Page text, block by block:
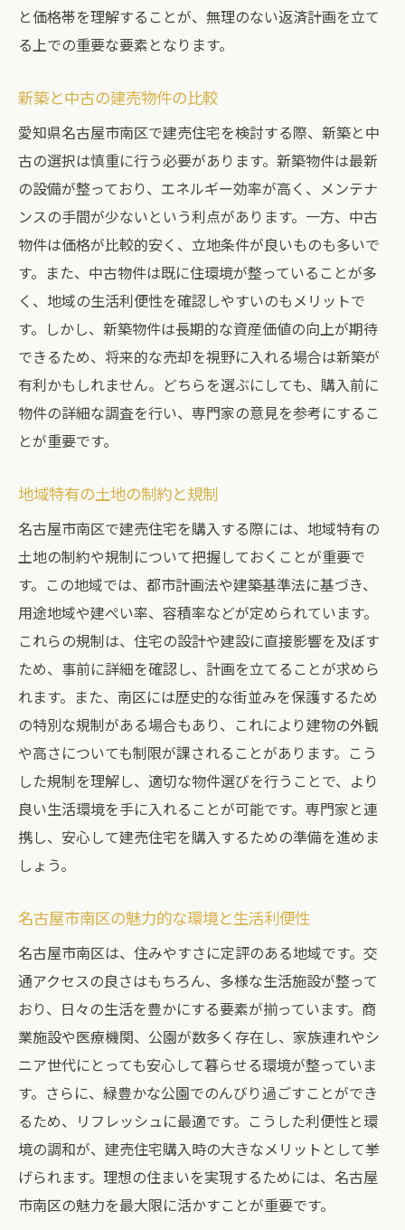
と価格帯を理解することが、無理のない返済計画を立て
る上での重要な要素となります。
新築と中古の建売物件の比較
愛知県名古屋市南区で建売住宅を検討する際、新築と中
古の選択は慎重に行う必要があります。新築物件は最新
の設備が整っており、エネルギー効率が高く、メンテナ
ンスの手間が少ないという利点があります。一方、中古
物件は価格が比較的安く、立地条件が良いものも多いで
す。また、中古物件は既に住環境が整っていることが多
く、地域の生活利便性を確認しやすいのもメリットで
す。しかし、新築物件は長期的な資産価値の向上が期待
できるため、将来的な売却を視野に入れる場合は新築が
有利かもしれません。どちらを選ぶにしても、購入前に
物件の詳細な調査を行い、専門家の意見を参考にするこ
とが重要です。
地域特有の土地の制約と規制
名古屋市南区で建売住宅を購入する際には、地域特有の
土地の制約や規制について把握しておくことが重要で
す。この地域では、都市計画法や建築基準法に基づき、
用途地域や建ぺい率、容積率などが定められています。
これらの規制は、住宅の設計や建設に直接影響を及ぼす
ため、事前に詳細を確認し、計画を立てることが求めら
れます。また、南区には歴史的な街並みを保護するため
の特別な規制がある場合もあり、これにより建物の外観
や高さについても制限が課されることがあります。こう
した規制を理解し、適切な物件選びを行うことで、より
良い生活環境を手に入れることが可能です。専門家と連
携し、安心して建売住宅を購入するための準備を進めま
しょう。
名古屋市南区の魅力的な環境と生活利便性
名古屋市南区は、住みやすさに定評のある地域です。交
通アクセスの良さはもちろん、多様な生活施設が整って
おり、日々の生活を豊かにする要素が揃っています。商
業施設や医療機関、公園が数多く存在し、家族連れやシ
ニア世代にとっても安心して暮らせる環境が整っていま
す。さらに、緑豊かな公園でのんびり過ごすことができ
るため、リフレッシュに最適です。こうした利便性と環
境の調和が、建売住宅購入時の大きなメリットとして挙
げられます。理想の住まいを実現するためには、名古屋
市南区の魅力を最大限に活かすことが重要です。